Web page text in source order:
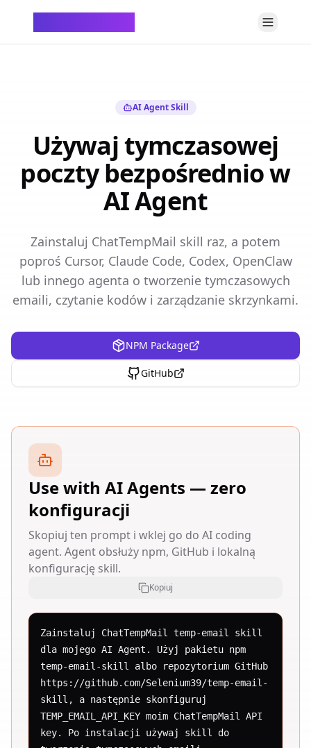
AI Agent Skill
Używaj tymczasowej
poczty bezpośrednio w
AI Agent
Zainstaluj ChatTempMail skill raz, a potem
poproś Cursor, Claude Code, Codex, OpenClaw
lub innego agenta o tworzenie tymczasowych
emaili, czytanie kodów i zarządzanie skrzynkami.
NPM Package
GitHub
Use with AI Agents — zero
konfiguracji
Skopiuj ten prompt i wklej go do AI coding
agent. Agent obsłuży npm, GitHub i lokalną
konfigurację skill.
Kopiuj
Zainstaluj ChatTempMail temp-email skill
dla mojego AI Agent. Użyj pakietu npm
temp-email-skill albo repozytorium GitHub
https://github.com/Selenium39/temp-email-
skill, a następnie skonfiguruj
TEMP_EMAIL_API_KEY moim ChatTempMail API
key. Po instalacji używaj skill do